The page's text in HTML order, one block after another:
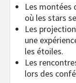
Les montées
où les stars
Les
une
les étoiles.
Les
lors des